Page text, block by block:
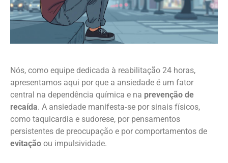
Nós, como equipe dedicada à reabilitação 24 horas,
apresentamos aqui por que a ansiedade é um fator
central na dependência química e na prevenção de
recaída. A ansiedade manifesta‑se por sinais físicos,
como taquicardia e sudorese, por pensamentos
persistentes de preocupação e por comportamentos de
evitação ou impulsividade.